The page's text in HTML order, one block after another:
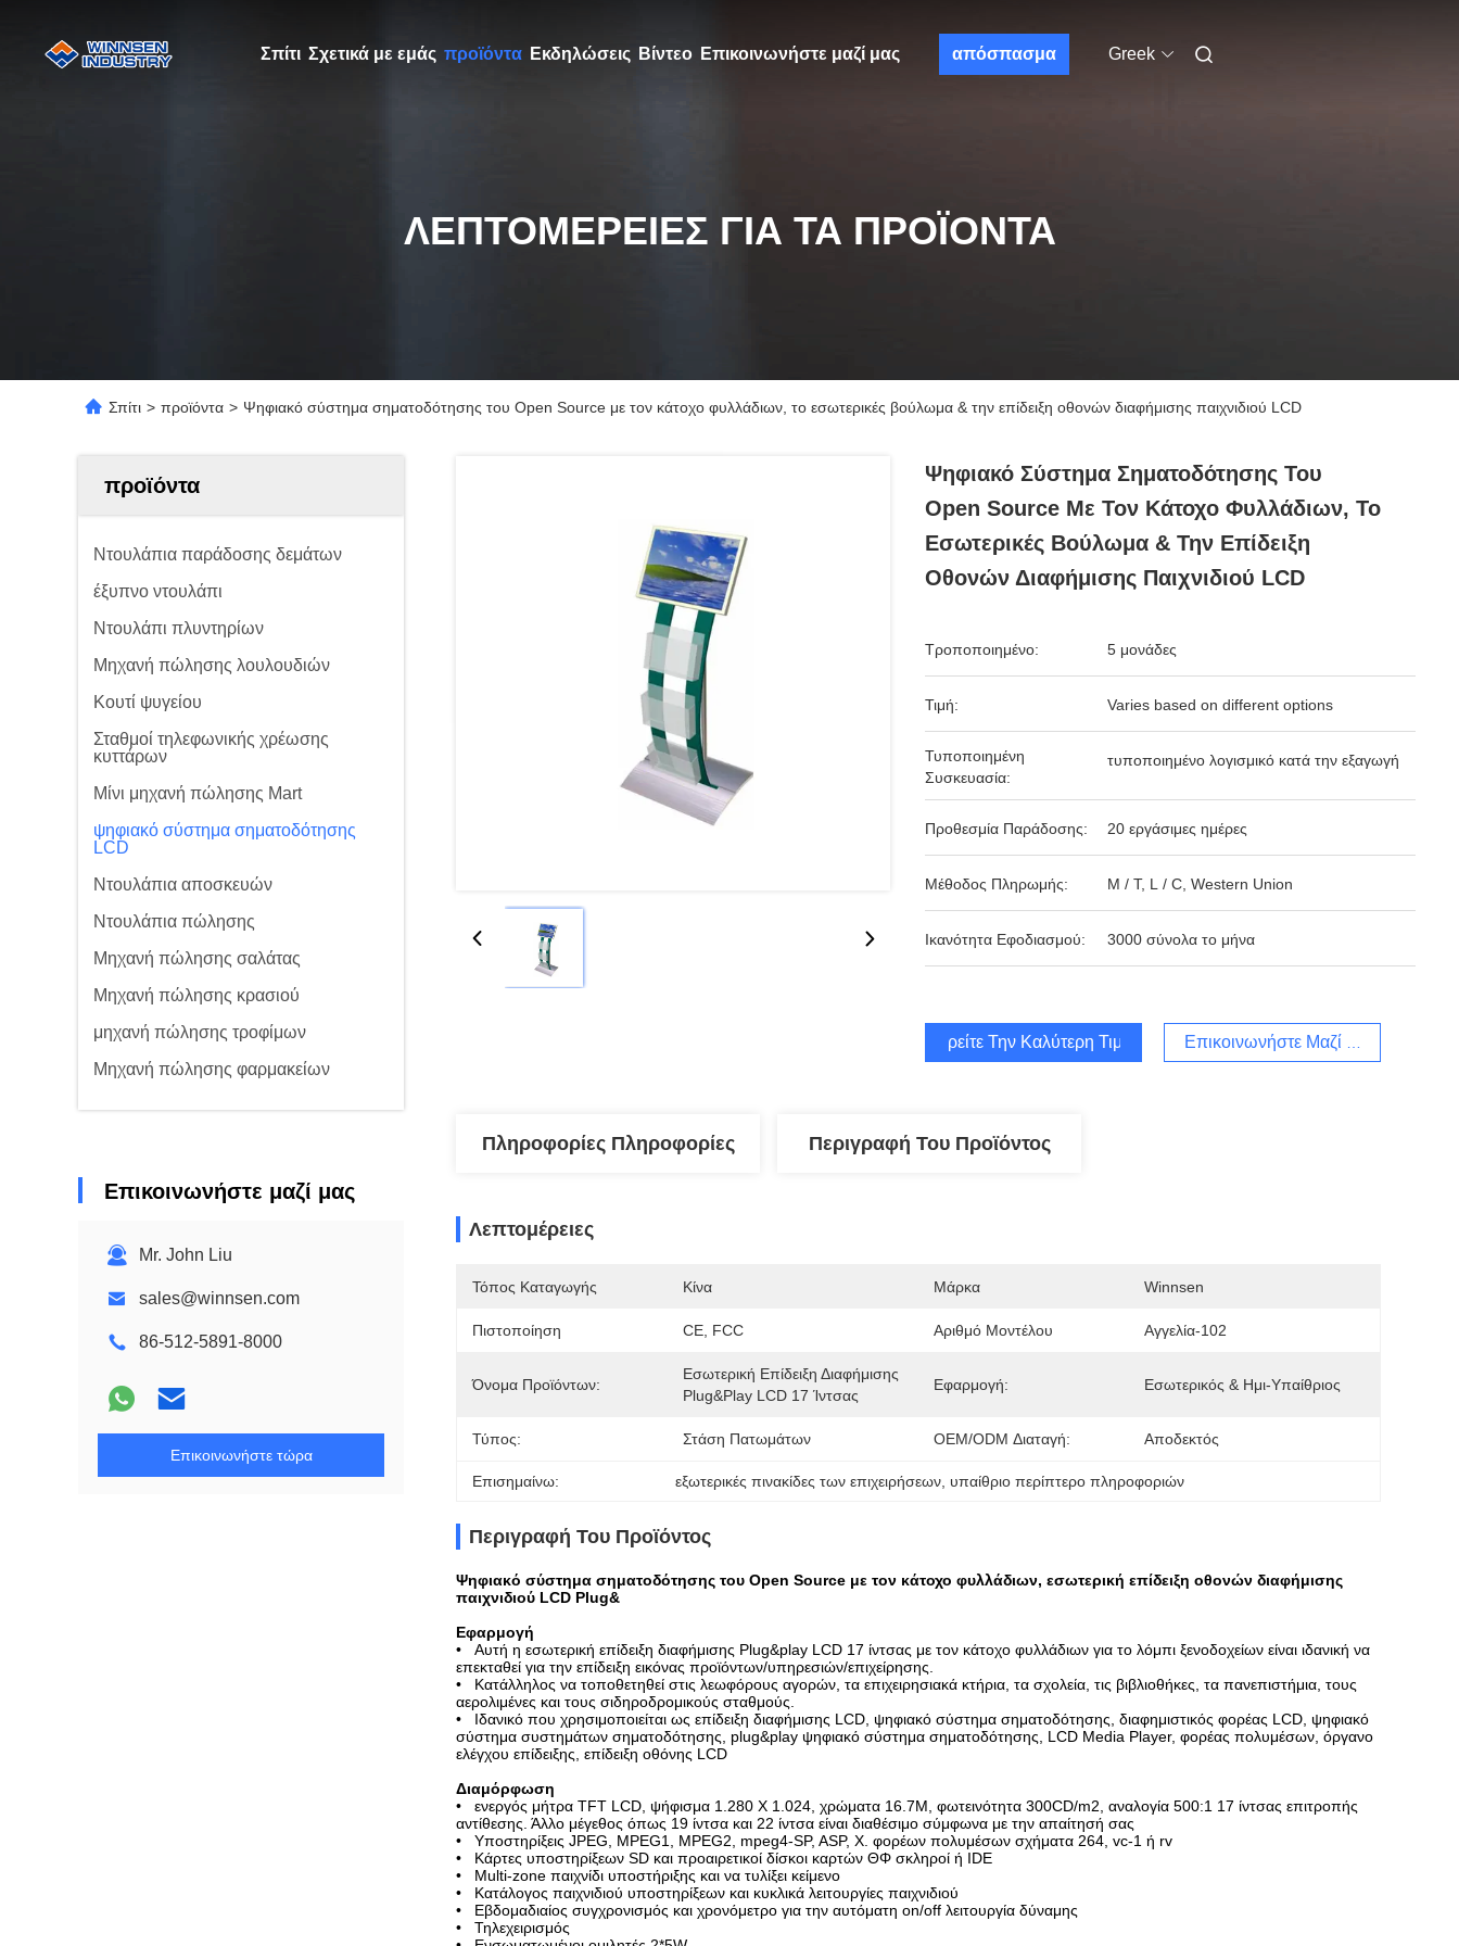
Σπίτι Σχετικά με εμάς προϊόντα Εκδηλώσεις Βίντεο Επικοινωνήστε μαζί μας απόσπασμα Greek
ΛΕΠΤΟΜΈΡΕΙΕΣ ΓΙΑ ΤΑ ΠΡΟΪΌΝΤΑ
Σπίτι > προϊόντα > Ψηφιακό σύστημα σηματοδότησης του Open Source με τον κάτοχο φυλλάδιων, το εσωτερικές βούλωμα & την επίδειξη οθονών διαφήμισης παιχνιδιού LCD
προϊόντα
Ντουλάπια παράδοσης δεμάτων
έξυπνο ντουλάπι
Ντουλάπι πλυντηρίων
Μηχανή πώλησης λουλουδιών
Κουτί ψυγείου
Σταθμοί τηλεφωνικής χρέωσης
κυττάρων
Μίνι μηχανή πώλησης Mart
ψηφιακό σύστημα σηματοδότησης
LCD
Ντουλάπια αποσκευών
Ντουλάπια πώλησης
Μηχανή πώλησης σαλάτας
Μηχανή πώλησης κρασιού
μηχανή πώλησης τροφίμων
Μηχανή πώλησης φαρμακείων
Επικοινωνήστε μαζί μας
Mr. John Liu
sales@winnsen.com
86-512-5891-8000
Επικοινωνήστε τώρα
Ψηφιακό Σύστημα Σηματοδότησης Του
Open Source Με Τον Κάτοχο Φυλλάδιων, Το
Εσωτερικές Βούλωμα & Την Επίδειξη
Οθονών Διαφήμισης Παιχνιδιού LCD
Τροποποιημένο: 5 μονάδες
Τιμή: Varies based on different options
Τυποποιημένη
Συσκευασία:
τυποποιημένο λογισμικό κατά την εξαγωγή
Προθεσμία Παράδοσης: 20 εργάσιμες ημέρες
Μέθοδος Πληρωμής: Μ / Τ, L / C, Western Union
Ικανότητα Εφοδιασμού: 3000 σύνολα το μήνα
Βρείτε Την Καλύτερη Τιμή Επικοινωνήστε Μαζί Μας
Πληροφορίες Πληροφορίες Περιγραφή Του Προϊόντος
Λεπτομέρειες
Τόπος Καταγωγής Κίνα Μάρκα Winnsen
Πιστοποίηση CE, FCC Αριθμό Μοντέλου Αγγελία-102
Όνομα Προϊόντων:
Εσωτερική Επίδειξη Διαφήμισης
Plug&play LCD 17 Ίντσας
Εφαρμογή: Εσωτερικός & Ημι-Υπαίθριος
Τύπος: Στάση Πατωμάτων OEM/ODM Διαταγή: Αποδεκτός
Επισημαίνω: εξωτερικές πινακίδες των επιχειρήσεων υπαίθριο περίπτερο πληροφοριών
Περιγραφή Του Προϊόντος
Ψηφιακό σύστημα σηματοδότησης του Open Source με τον κάτοχο φυλλάδιων, εσωτερική επίδειξη οθονών διαφήμισης
παιχνιδιού LCD Plug&
Εφαρμογή
• Αυτή η εσωτερική επίδειξη διαφήμισης Plug&play LCD 17 ίντσας με τον κάτοχο φυλλάδιων για το λόμπι ξενοδοχείων είναι ιδανική να
επεκταθεί για την επίδειξη εικόνας προϊόντων/υπηρεσιών/επιχείρησης.
• Κατάλληλος να τοποθετηθεί στις λεωφόρους αγορών, τα επιχειρησιακά κτήρια, τα σχολεία, τις βιβλιοθήκες, τα πανεπιστήμια, τους
αερολιμένες και τους σιδηροδρομικούς σταθμούς.
• Ιδανικό που χρησιμοποιείται ως επίδειξη διαφήμισης LCD, ψηφιακό σύστημα σηματοδότησης, διαφημιστικός φορέας LCD, ψηφιακό
σύστημα συστημάτων σηματοδότησης, plug&play ψηφιακό σύστημα σηματοδότησης, LCD Media Player, φορέας πολυμέσων, όργανο
ελέγχου επίδειξης, επίδειξη οθόνης LCD
Διαμόρφωση
• ενεργός μήτρα TFT LCD, ψήφισμα 1.280 X 1.024, χρώματα 16.7M, φωτεινότητα 300CD/m2, αναλογία 500:1 17 ίντσας επιτροπής
αντίθεσης. Άλλο μέγεθος όπως 19 ίντσα και 22 ίντσα είναι διαθέσιμο σύμφωνα με την απαίτησή σας
• Υποστηρίξεις JPEG, MPEG1, MPEG2, mpeg4-SP, ASP, Χ. φορέων πολυμέσων σχήματα 264, vc-1 ή rv
• Κάρτες υποστηρίξεων SD και προαιρετικοί δίσκοι καρτών ΘΦ σκληροί ή IDE
• Multi-zone παιχνίδι υποστήριξης και να τυλίξει κείμενο
• Κατάλογος παιχνιδιού υποστηρίξεων και κυκλικά λειτουργίες παιχνιδιού
• Εβδομαδιαίος συγχρονισμός και χρονόμετρο για την αυτόματη on/off λειτουργία δύναμης
• Τηλεχειρισμός